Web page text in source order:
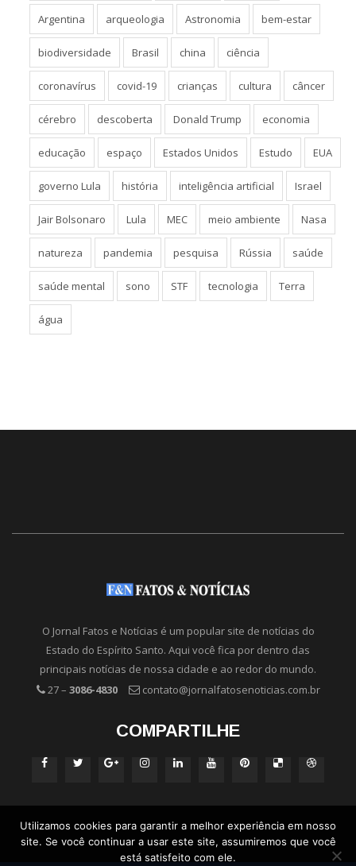
Argentina arqueologia Astronomia bem-estar
biodiversidade Brasil china ciência
coronavírus covid-19 crianças cultura câncer
cérebro descoberta Donald Trump economia
educação espaço Estados Unidos Estudo EUA
governo Lula história inteligência artificial Israel
Jair Bolsonaro Lula MEC meio ambiente Nasa
natureza pandemia pesquisa Rússia saúde
saúde mental sono STF tecnologia Terra
água
O Jornal Fatos e Notícias é um popular site de notícias do
Estado do Espírito Santo. Aqui você fica por dentro das
principais notícias de nossa cidade e ao redor do mundo.
27 – 3086-4830 contato@jornalfatosenoticias.com.br
COMPARTILHE
Utilizamos cookies para garantir a melhor experiência em nosso
site. Se você continuar a usar este site, assumiremos que você
está satisfeito com ele.